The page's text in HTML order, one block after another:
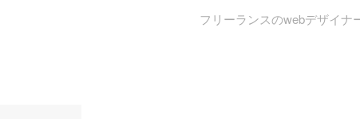
フリーランスのwebデザイナ